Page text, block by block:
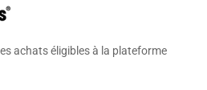
achats éligibles à la plateforme